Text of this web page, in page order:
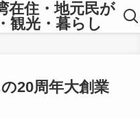
在住・地元民が
観光・暮らし
20周年大創業